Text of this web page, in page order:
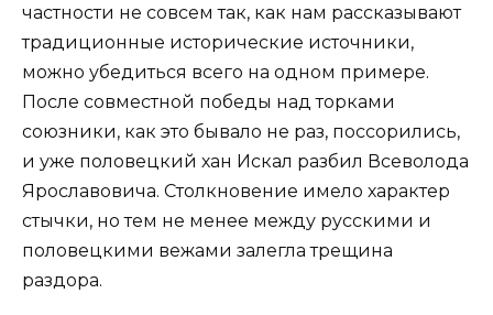
частности не совсем так, как нам рассказывают
традиционные исторические источники,
можно убедиться всего на одном примере.
После совместной победы над торками
союзники, как это бывало не раз, поссорились,
и уже половецкий хан Искал разбил Всеволода
Ярославовича. Столкновение имело характер
стычки, но тем не менее между русскими и
половецкими вежами залегла трещина
раздора.